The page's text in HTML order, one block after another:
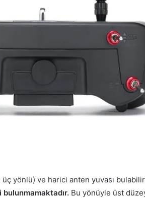
yönlü) ve harici anten yuvası
bulunmamaktadır. Bu yönüyle üst